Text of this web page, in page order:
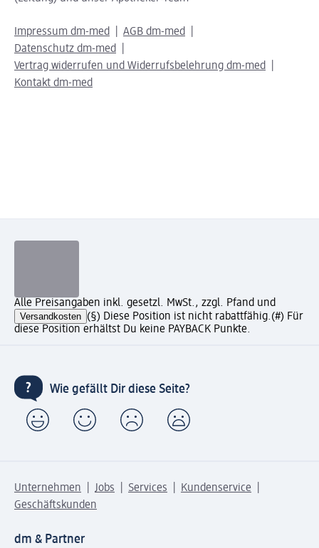
Impressum dm-med
AGB dm-med
Datenschutz dm-med
Vertrag widerrufen und Widerrufsbelehrung dm-med
Kontakt dm-med
Alle Preisangaben inkl. gesetzl. MwSt., zzgl. Pfand und
Versandkosten (§) Diese Position ist nicht rabattfähig.(#) Für
diese Position erhältst Du keine PAYBACK Punkte.
Wie gefällt Dir diese Seite?
Unternehmen Jobs Services
Kundenservice
Geschäftskunden
dm & Partner